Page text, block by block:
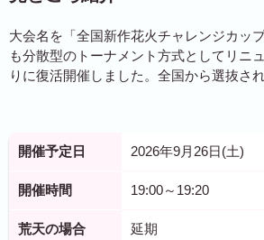
大会名を「全国新作花火チャレンジカッ
も分散型のトーナメント方式としてリニ
りに復活開催しました。全国から選抜さ
開催予定日 2026年9月26日(土)
開催時間 19:00～19:20
荒天の場合 延期